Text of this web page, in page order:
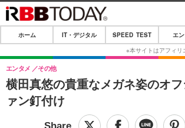
ホーム
IT・デジタル
IT・デジタルTOP ス
ネタ
SPEED TEST
ホーム IT・デジタル SPEED TEST エ
横田真悠の貴重なメガネ姿のオ
ァン釘付け
エンタメ その他